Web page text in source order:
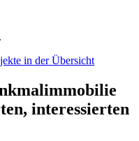
in der Übersicht
interessierten